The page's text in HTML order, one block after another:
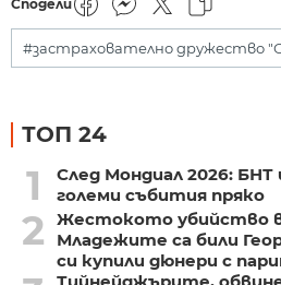
Сподели
#застрахователно дружество
ТОП 24
1
След Мондиал 2026:
големи събития пряко
2
Жестокото убийство
Младежите са били
си купили дюнери с